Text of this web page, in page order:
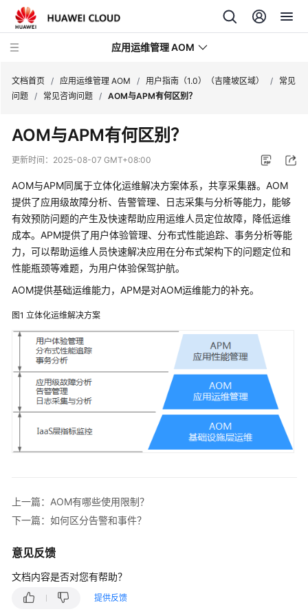
应用运维管理 AOM
新
动
产
品
介
绍
费
说
速
最
佳
践
参
文档首页 / 应用运维管理 AOM / 用户指南（1.0）（吉隆坡区域） /
常见
问题 / 常见咨询问题 / AOM与APM有何区别？
AOM与APM有何区别？
更新时间： 2025-08-07 GMT+08:00
AOM与APM同属于立体化运维解决方案体系，共享采集器。AOM
提供了应用级故障分析、告警管理、日志采集与分析等能力，能够
有效预防问题的产生及快速帮助应用运维人员定位故障，降低运维
成本。APM提供了用户体验管理、分布式性能追踪、事务分析等能
力，可以帮助运维人员快速解决应用在分布式架构下的问题定位和
性能瓶颈等难题，为用户体验保驾护航。
AOM提供基础运维能力，APM是对AOM运维能力的补充。
图1 立体化运维解决方案
上一篇：AOM有哪些使用限制？
下一篇：如何区分告警和事件？
意见反馈
文档内容是否对您有帮助？
提供反馈